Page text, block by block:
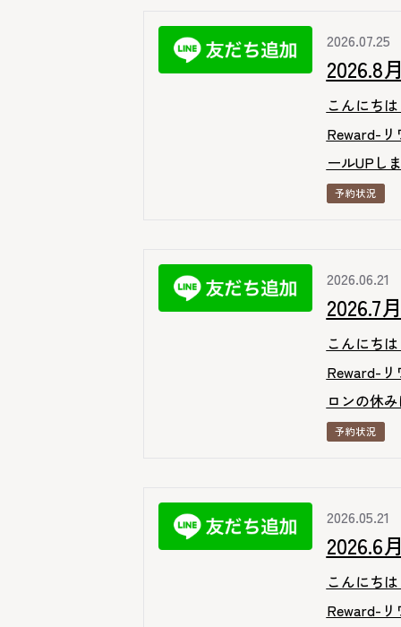
2026.07.25
2026.8
こんにち
Reward-
ールUPし
予約状況
2026.06.21
2026.7
こんにち
Reward-
ロンの休
予約状況
2026.05.21
2026.6
こんにち
Reward-